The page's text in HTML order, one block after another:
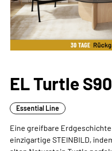
EL Turtle
Essential Line
Eine greifbare
einzigartige STEINBILD,